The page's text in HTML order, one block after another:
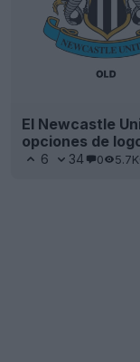
El Newcastle
opciones de
6 34 0 5.7K